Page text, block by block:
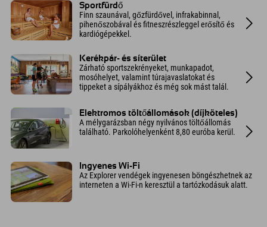
Sportfürdő
Finn szaunával, gőzfürdővel, infrakabinnal,
pihenőszobával és fitneszrészleggel erősítő és
kardiógépekkel.
Kerékpár- és síterület
Zárható sportszekrényeket, munkapadot,
mosóhelyet, valamint túrajavaslatokat és
tippeket a sípályákhoz és még sok mást talál.
Elektromos töltőállomások (díjköteles)
A mélygarázsban négy nyilvános töltőállomás
található. Parkolóhelyenként 8,80 euróba kerül.
Ingyenes Wi-Fi
Az Explorer vendégek ingyenesen böngészhetnek az
interneten a Wi-Fi-n keresztül a tartózkodásuk alatt.